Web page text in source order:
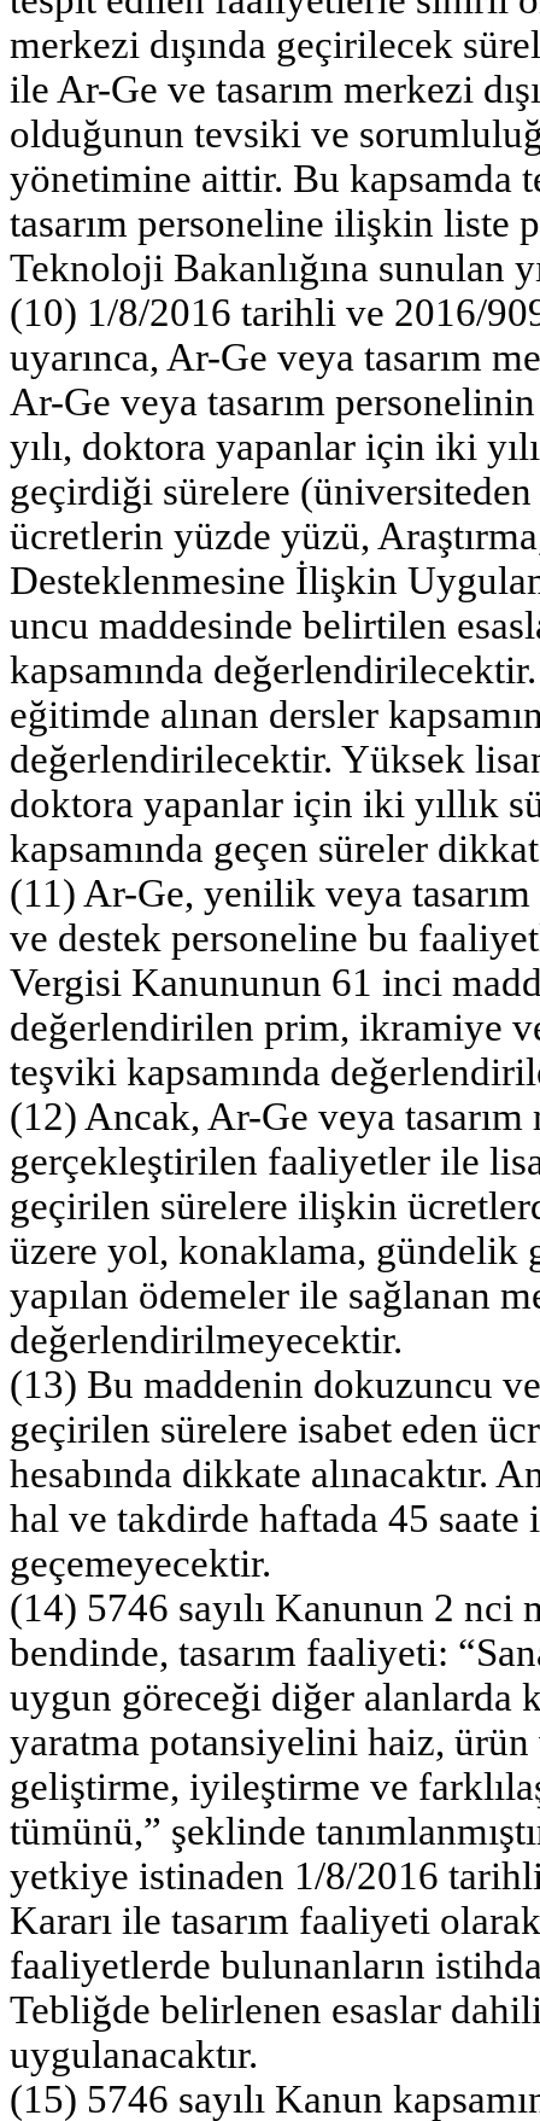
merkezi dışında geçirilecek
ile Ar-Ge ve tasarım merkezi
olduğunun tevsiki ve
yönetimine aittir. Bu kapsamda
tasarım personeline ilişkin liste
Teknoloji Bakanlığına sunulan
(10) 1/8/2016 tarihli ve 2016/
uyarınca, Ar-Ge veya tasarım
Ar-Ge veya tasarım
yılı, doktora yapanlar için iki
geçirdiği sürelere
ücretlerin yüzde yüzü,
Desteklenmesine İlişkin
uncu maddesinde belirtilen
kapsamında
eğitimde alınan dersler
değerlendirilecektir. Yüksek
doktora yapanlar için iki yıllık
kapsamında geçen süreler
(11) Ar-Ge, yenilik veya
ve destek personeline bu
Vergisi Kanununun 61 inci
değerlendirilen prim, ikramiye
teşviki kapsamında
(12) Ancak, Ar-Ge veya tasarım
gerçekleştirilen faaliyetler ile
geçirilen sürelere ilişkin
üzere yol, konaklama, gündelik
yapılan ödemeler ile sağlanan
değerlendirilmeyecektir.
(13) Bu maddenin dokuzuncu ve
geçirilen sürelere isabet eden
hesabında dikkate alınacaktır.
hal ve takdirde haftada 45 saate
geçemeyecektir.
(14) 5746 sayılı Kanunun 2 nci
bendinde, tasarım faaliyeti:
uygun göreceği diğer alanlarda
yaratma potansiyelini haiz,
geliştirme, iyileştirme ve
tümünü,” şeklinde
yetkiye istinaden 1/8/2016
Kararı ile tasarım faaliyeti
faaliyetlerde bulunanların
Tebliğde belirlenen esaslar
uygulanacaktır.
(15) 5746 sayılı Kanun